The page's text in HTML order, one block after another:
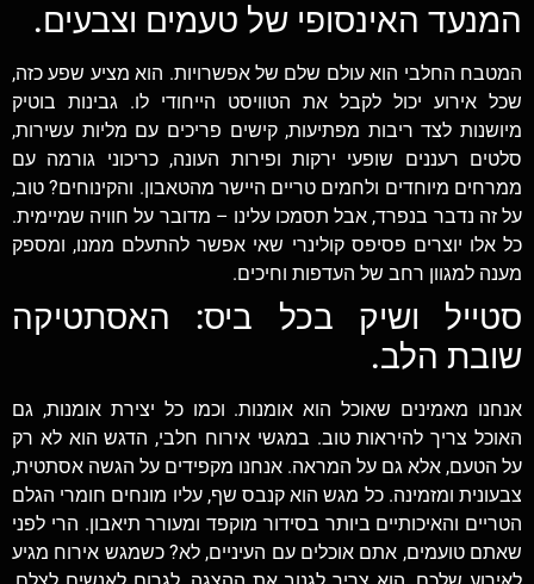
המנעד האינסופי של טעמים וצבעים.
המטבח החלבי הוא עולם שלם של אפשרויות. הוא מציע שפע כזה,
שכל אירוע יכול לקבל את הטוויסט הייחודי לו. גבינות בוטיק
מיושנות לצד ריבות מפתיעות, קישים פריכים עם מליות עשירות,
סלטים רעננים שופעי ירקות ופירות העונה, כריכוני גורמה עם
ממרחים מיוחדים ולחמים טריים היישר מהטאבון. והקינוחים? טוב,
על זה נדבר בנפרד, אבל תסמכו עלינו – מדובר על חוויה שמיימית.
כל אלו יוצרים פסיפס קולינרי שאי אפשר להתעלם ממנו, ומספק
מענה למגוון רחב של העדפות וחיכים.
סטייל ושיק בכל ביס: האסתטיקה
שובת הלב.
אנחנו מאמינים שאוכל הוא אומנות. וכמו כל יצירת אומנות, גם
האוכל צריך להיראות טוב. במגשי אירוח חלבי, הדגש הוא לא רק
על הטעם, אלא גם על המראה. אנחנו מקפידים על הגשה אסתטית,
צבעונית ומזמינה. כל מגש הוא קנבס שף, עליו מונחים חומרי הגלם
הטריים והאיכותיים ביותר בסידור מוקפד ומעורר תיאבון. הרי לפני
שאתם טועמים, אתם אוכלים עם העיניים, לא? כשמגש אירוח מגיע